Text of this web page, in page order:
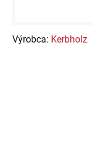
Výrobca: Kerbholz